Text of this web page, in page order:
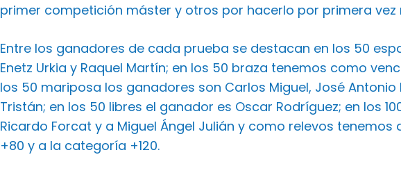
primer competición máster y otros por hacerlo por primera
Entre los ganadores de cada prueba se destacan en los 50
Enetz Urkia y Raquel Martín; en los 50 braza tenemos como
los 50 mariposa los ganadores son Carlos Miguel, José
Tristán; en los 50 libres el ganador es Oscar Rodríguez; en los
Ricardo Forcat y a Miguel Ángel Julián y como relevos
+80 y a la categoría +120.